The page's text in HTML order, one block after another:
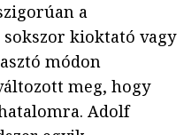
a
kioktató vagy
módon
meg, hogy
Adolf